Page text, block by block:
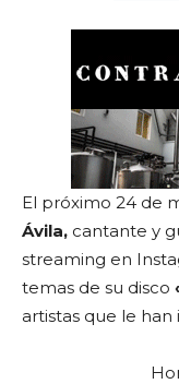
El próximo 24 de
Ávila, cantante y
streaming en
temas de su disco
artistas que le han